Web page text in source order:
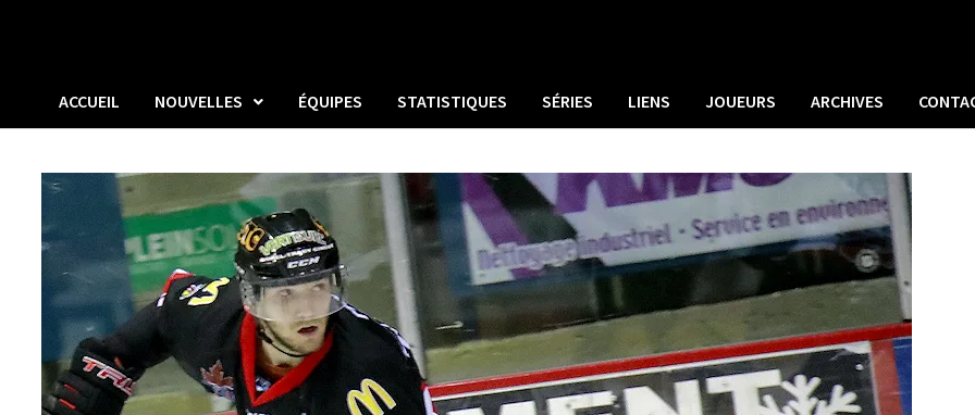
ACCUEIL NOUVELLES ÉQUIPES STATISTIQUES SÉRIES LIENS JOUEURS ARCHIVES